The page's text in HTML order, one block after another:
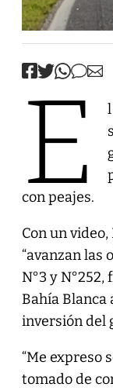
E
con peajes.
Con un
“avanzan las
N°3 y
Bahía Blanca
inversión del
“Me expreso
tomado de